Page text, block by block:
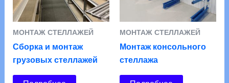
МОНТАЖ СТЕЛЛАЖЕЙ
Сборка и монтаж
грузовых стеллажей
МОНТАЖ СТЕЛЛАЖЕЙ
Монтаж консольного
стеллажа